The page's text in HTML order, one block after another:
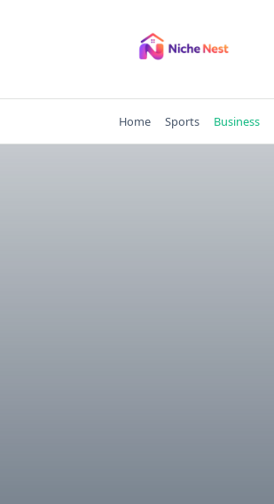
Home Sports Business